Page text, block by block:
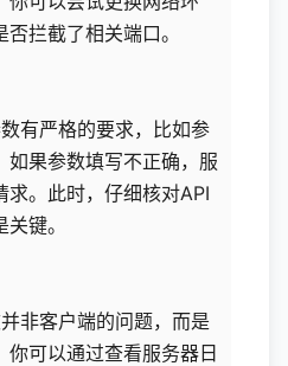
拦截了相关端口。
有严格的要求，比如参
如果参数填写不正确，服
求。此时，仔细核对API
键。
非客户端的问题，而是
可以通过查看服务器日